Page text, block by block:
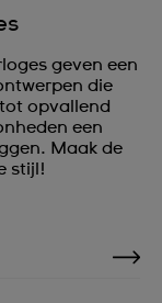
geven een
die
opvallend
een
Maak de
stijl!